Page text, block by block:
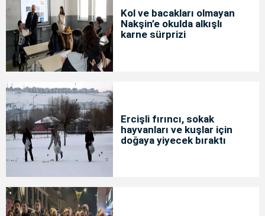
Kol ve bacakları olmayan
Nakşin’e okulda alkışlı
karne sürprizi
Ercişli fırıncı, sokak
hayvanları ve kuşlar için
doğaya yiyecek bıraktı